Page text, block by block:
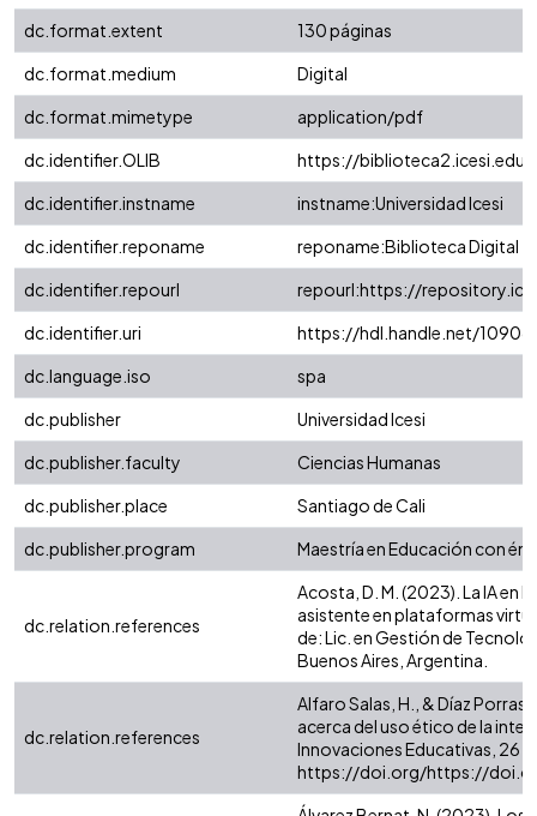
dc.format.extent
130 páginas
dc.format.medium
Digital
dc.format.mimetype
application/pdf
dc.identifier.OLIB
https://
dc.identifier.instname
instname:Universidad Icesi
dc.identifier.reponame
reponame:Biblioteca Digital
dc.identifier.repourl
repourl:https://
dc.identifier.uri
https://hdl.handle.net/
dc.language.iso
spa
dc.publisher
Universidad Icesi
dc.publisher.faculty
Ciencias Humanas
dc.publisher.place
Santiago de Cali
dc.publisher.program
Maestría en Educación con
dc.relation.references
Acosta, D. M. (2023). La IA en
asistente en plataformas
de: Lic. en Gestión de
Buenos Aires, Argentina.
dc.relation.references
Alfaro Salas, H., & Díaz
acerca del uso ético de la
Innovaciones Educativas, 26
https://doi.org/https://